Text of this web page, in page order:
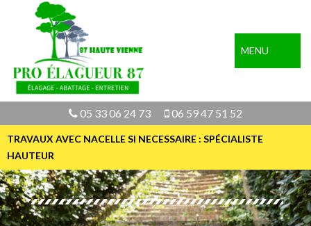
MENU
05 33 06 24 73 06 59 47 51 52
TRAVAUX AVEC NACELLE SI NECESSAIRE : SPÉCIALISTE
HAUTEUR